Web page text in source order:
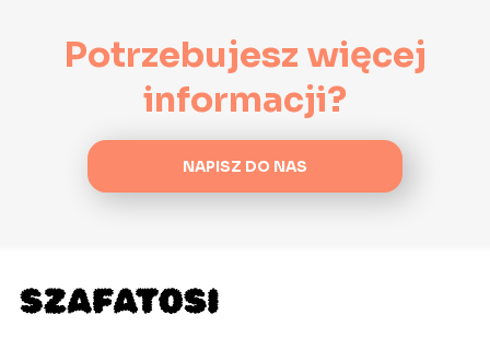
Potrzebujesz więcej
informacji?
NAPISZ DO NAS